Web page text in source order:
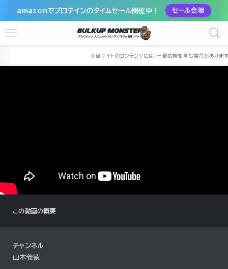
amazonでプロテインのタイムセール開催中！ セール会場
山本義徳
この動画の概要
チャンネル
山本義徳